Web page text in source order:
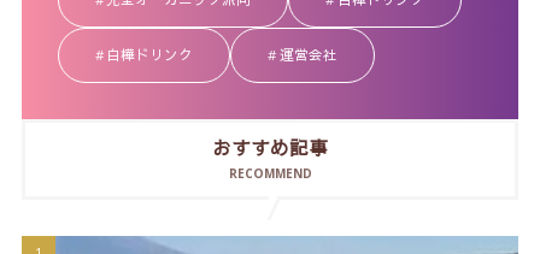
白樺ドリンク 運営会社
おすすめ記事
RECOMMEND